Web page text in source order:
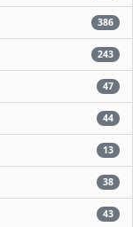
386
243
47
44
13
38
43